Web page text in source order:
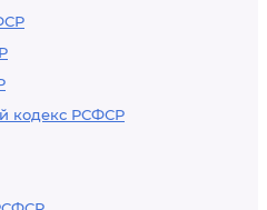
кодекс РСФСР